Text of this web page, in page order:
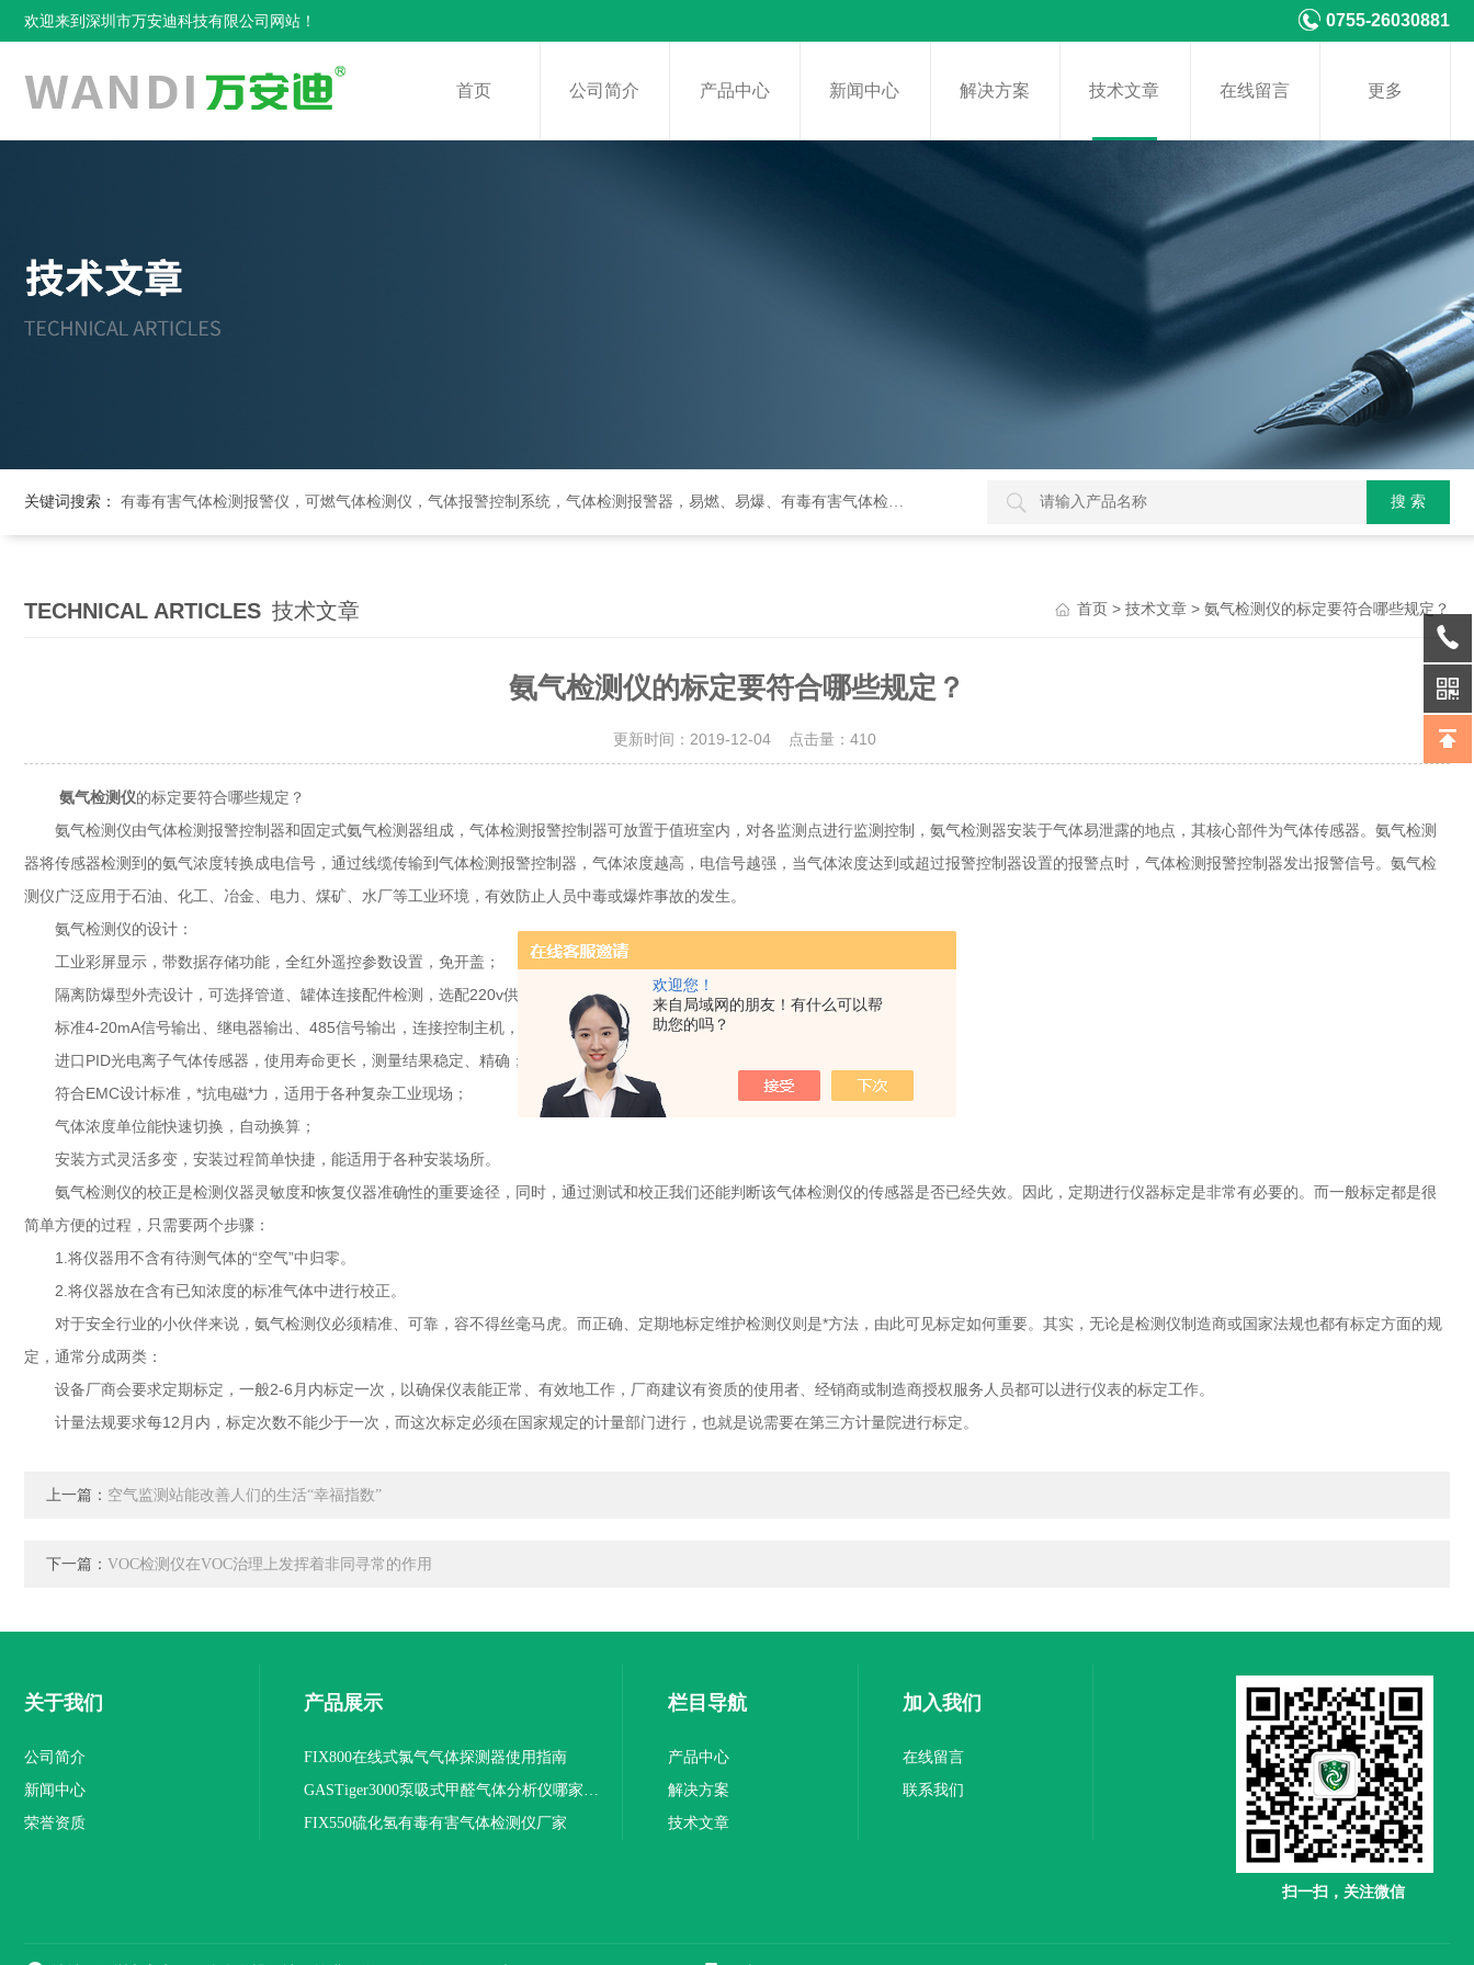
欢迎您！
来自局域网的朋友！有什么可以帮
助您的吗？
欢迎来到深圳市万安迪科技有限公司网站！ 0755-26030881
首页 公司简介 产品中心 新闻中心 解决方案 技术文章 在线留言 更多
关键词搜索： 有毒有害气体检测报警仪，可燃气体检测仪，气体报警控制系统，气体检测报警器，易燃、易爆、有毒有害气体检测报警设备、环境监测分析仪器
TECHNICAL ARTICLES 技术文章 首页 > 技术文章 > 氨气检测仪的标定要符合哪些规定？
氨气检测仪的标定要符合哪些规定？
更新时间：2019-12-04 点击量： 410
氨气检测仪的标定要符合哪些规定？
氨气检测仪由气体检测报警控制器和固定式氨气检测器组成，气体检测报警控制器可放置于值班室内，对各监测点进行监测控制，氨气检测器安装于气体易泄露的地点，其核心部件为气体传感器。氨气检测
器将传感器检测到的氨气浓度转换成电信号，通过线缆传输到气体检测报警控制器，气体浓度越高，电信号越强，当气体浓度达到或超过报警控制器设置的报警点时，气体检测报警控制器发出报警信号。氨气检
测仪广泛应用于石油、化工、冶金、电力、煤矿、水厂等工业环境，有效防止人员中毒或爆炸事故的发生。
氨气检测仪的设计：
工业彩屏显示，带数据存储功能，全红外遥控参数设置，免开盖；
隔离防爆型外壳设计，可选择管道、罐体连接配件检测，选配220v供电使用；
标准4-20mA信号输出、继电器输出、485信号输出，连接控制主机，电脑监控软件；
进口PID光电离子气体传感器，使用寿命更长，测量结果稳定、精确；
符合EMC设计标准，*抗电磁*力，适用于各种复杂工业现场；
气体浓度单位能快速切换，自动换算；
安装方式灵活多变，安装过程简单快捷，能适用于各种安装场所。
氨气检测仪的校正是检测仪器灵敏度和恢复仪器准确性的重要途径，同时，通过测试和校正我们还能判断该气体检测仪的传感器是否已经失效。因此，定期进行仪器标定是非常有必要的。而一般标定都是很
简单方便的过程，只需要两个步骤：
1.将仪器用不含有待测气体的“空气”中归零。
2.将仪器放在含有已知浓度的标准气体中进行校正。
对于安全行业的小伙伴来说，氨气检测仪必须精准、可靠，容不得丝毫马虎。而正确、定期地标定维护检测仪则是*方法，由此可见标定如何重要。其实，无论是检测仪制造商或国家法规也都有标定方面的规
定，通常分成两类：
设备厂商会要求定期标定，一般2-6月内标定一次，以确保仪表能正常、有效地工作，厂商建议有资质的使用者、经销商或制造商授权服务人员都可以进行仪表的标定工作。
计量法规要求每12月内，标定次数不能少于一次，而这次标定必须在国家规定的计量部门进行，也就是说需要在第三方计量院进行标定。
上一篇： 空气监测站能改善人们的生活“幸福指数”
下一篇： VOC检测仪在VOC治理上发挥着非同寻常的作用
关于我们
公司简介
新闻中心
荣誉资质
产品展示
FIX800在线式氯气气体探测器使用指南
GASTiger3000泵吸式甲醛气体分析仪哪家误差小
FIX550硫化氢有毒有害气体检测仪厂家
栏目导航
产品中心
解决方案
技术文章
加入我们
在线留言
联系我们
扫一扫，关注微信